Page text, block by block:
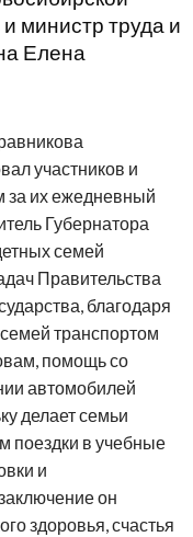
министр труда и
Елена
участников и
за их ежедневный
Губернатора
семей
Правительства
благодаря
транспортом
помощь со
автомобилей
делает семьи
поездки в учебные
и
он
здоровья, счастья